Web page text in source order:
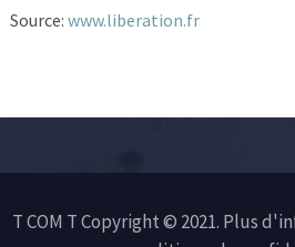
Source: www.liberation.fr
T COM T Copyright © 2021. Plus